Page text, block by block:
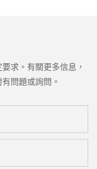
求。有關更多信息，
問題或詢問。